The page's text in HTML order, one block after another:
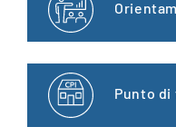
Punto